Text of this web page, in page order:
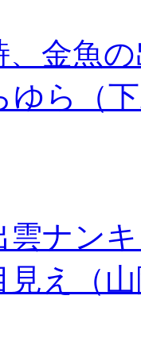
、金魚
ゆら（
雲ナン
見え（